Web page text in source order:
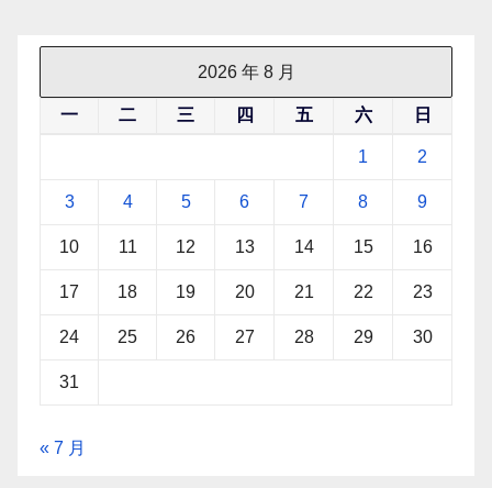
2026 年 8 月
一 二 三 四 五 六 日
1 2
3 4 5 6 7 8 9
10 11 12 13 14 15 16
17 18 19 20 21 22 23
24 25 26 27 28 29 30
31
« 7 月